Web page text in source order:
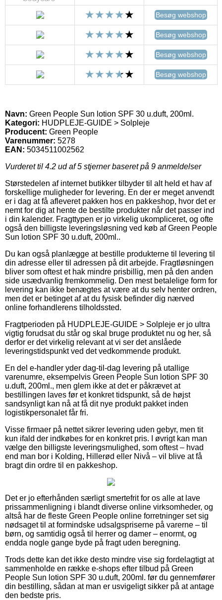
Besøg webshop
Besøg webshop
Besøg webshop
Besøg webshop
Navn: Green People Sun lotion SPF 30 u.duft, 200ml.
Kategori: HUDPLEJE-GUIDE > Solpleje
Producent: Green People
Varenummer: 5278
EAN: 5034511002562
Vurderet til 4.2 ud af 5 stjerner baseret på 9 anmeldelser
Størstedelen af internet butikker tilbyder til alt held et hav af
forskellige muligheder for levering. En der er meget anvendt
er i dag at få afleveret pakken hos en pakkeshop, hvor det er
nemt for dig at hente de bestilte produkter når det passer ind
i din kalender. Fragttypen er jo virkelig ukompliceret, og ofte
også den billigste leveringsløsning ved køb af Green People
Sun lotion SPF 30 u.duft, 200ml..
Du kan også planlægge at bestille produkterne til levering til
din adresse eller til adressen på dit arbejde. Fragtløsningen
bliver som oftest et hak mindre prisbillig, men på den anden
side usædvanlig fremkommelig. Den mest betalelige form for
levering kan ikke benægtes at være at du selv henter ordren,
men det er betinget af at du fysisk befinder dig nærved
online forhandlerens tilholdssted.
Fragtperioden på HUDPLEJE-GUIDE > Solpleje er jo ultra
vigtig forudsat du står og skal bruge produktet nu og her, så
derfor er det virkelig relevant at vi ser det anslåede
leveringstidspunkt ved det vedkommende produkt.
En del e-handler yder dag-til-dag levering på utallige
varenumre, eksempelvis Green People Sun lotion SPF 30
u.duft, 200ml., men glem ikke at det er påkrævet at
bestillingen laves før et konkret tidspunkt, så de højst
sandsynligt kan nå at få dit nye produkt pakket inden
logistikpersonalet får fri.
Visse firmaer på nettet sikrer levering uden gebyr, men tit
kun ifald der indkøbes for en konkret pris. I øvrigt kan man
vælge den billigste leveringsmulighed, som oftest – hvad
end man bor i Kolding, Hillerød eller Nivå – vil blive at få
bragt din ordre til en pakkeshop.
Det er jo efterhånden særligt smertefrit for os alle at lave
prissammenligning i blandt diverse online virksomheder, og
altså har de fleste Green People online forretninger set sig
nødsaget til at formindske udsalgspriserne på varerne – til
børn, og samtidig også til herrer og damer – enormt, og
endda nogle gange byde på fragt uden beregning.
Trods dette kan det ikke desto mindre vise sig fordelagtigt at
sammenholde en række e-shops efter tilbud på Green
People Sun lotion SPF 30 u.duft, 200ml. før du gennemfører
din bestilling, sådan at man er usvigeligt sikker på at antage
den bedste pris.